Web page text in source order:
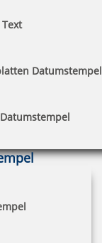
Datumstempel
3600 Textstempel